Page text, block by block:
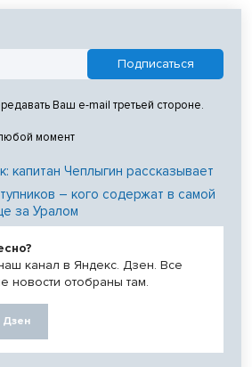
Ваш e-mail третьей стороне.
момент
капитан Чеплыгин рассказывает
– кого содержат в самой
за Уралом
канал в Яндекс. Дзен. Все
новости отобраны там.
Дзен